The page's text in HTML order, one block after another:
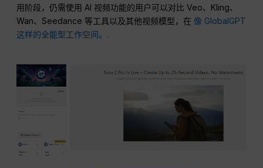
用阶段，仍需使用 AI 视频功能的用户可以对比 Veo、Kling、
Wan、Seedance 等工具以及其他视频模型，在 像 GlobalGPT
这样的全能型工作空间。.